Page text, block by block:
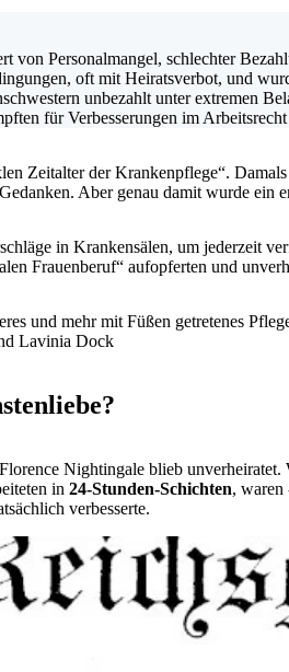
von Personalmangel, schlechter
oft mit Heiratsverbot, und
unbezahlt unter extremen
für Verbesserungen im Arbeitsrecht
Zeitalter der Krankenpflege“.
Aber genau damit wurde ein
in Krankensälen, um jederzeit
Frauenberuf“ aufopferten und
und mehr mit Füßen getretenes
Lavinia Dock
Nightingale blieb
in 24-Stunden-Schichten, waren
verbesserte.